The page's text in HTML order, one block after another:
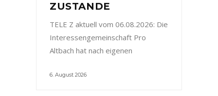
ZUSTANDE
TELE Z aktuell vom 06.08.2026: Die
Interessengemeinschaft Pro
Altbach hat nach eigenen
6. August 2026